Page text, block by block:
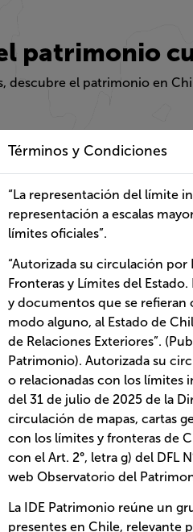
patrimonio
Términos y Condiciones
“La representación del límite
escalas mayores a esa, puede no
“Autorizada su circulación por
del Estado. La edición y la
relacionen con los límites y
Datos Espaciales de la IDE
referentes o relacionadas con los